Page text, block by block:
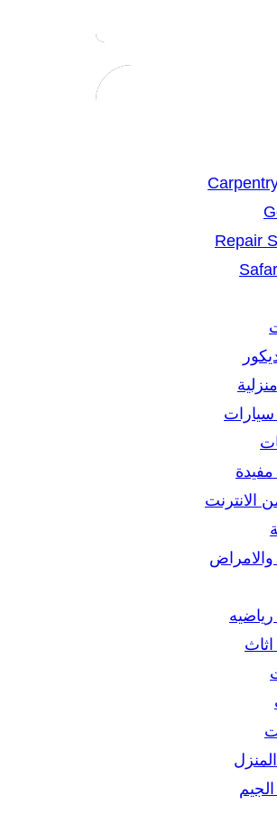
Repair
الانترنت
والامراض